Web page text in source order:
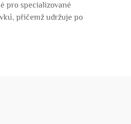
pro specializované
přičemž udržuje po